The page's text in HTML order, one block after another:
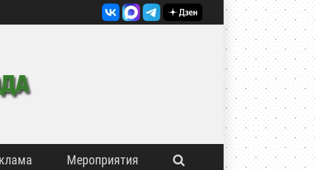
Мероприятия